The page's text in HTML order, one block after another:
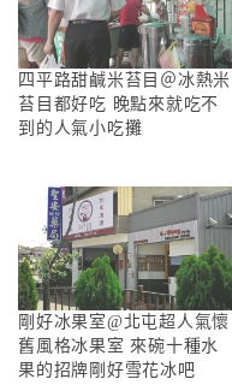
四平路甜鹹米苔目＠冰熱米
苔目都好吃 晚點來就吃不
到的人氣小吃攤
剛好冰果室@北屯超人氣懷
舊風格冰果室 來碗十種水
果的招牌剛好雪花冰吧